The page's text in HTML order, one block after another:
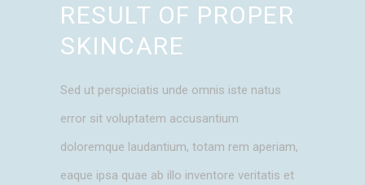
RESULT OF PROPER
SKINCARE
Sed ut perspiciatis unde omnis iste natus
error sit voluptatem accusantium
doloremque laudantium, totam rem aperiam,
eaque ipsa quae ab illo inventore veritatis et